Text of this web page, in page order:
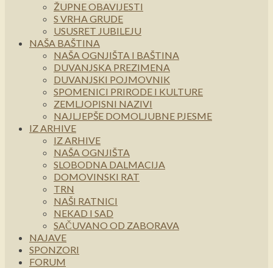
ŽUPNE OBAVIJESTI
S VRHA GRUDE
USUSRET JUBILEJU
NAŠA BAŠTINA
NAŠA OGNJIŠTA I BAŠTINA
DUVANJSKA PREZIMENA
DUVANJSKI POJMOVNIK
SPOMENICI PRIRODE I KULTURE
ZEMLJOPISNI NAZIVI
NAJLJEPŠE DOMOLJUBNE PJESME
IZ ARHIVE
IZ ARHIVE
NAŠA OGNJIŠTA
SLOBODNA DALMACIJA
DOMOVINSKI RAT
TRN
NAŠI RATNICI
NEKAD I SAD
SAČUVANO OD ZABORAVA
NAJAVE
SPONZORI
FORUM